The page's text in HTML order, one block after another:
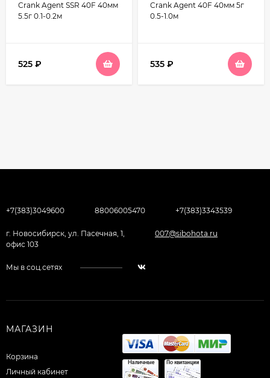
Crank Agent SSR 40F 40мм
5.5г 0.1-0.2м
525 ₽
Crank Agent 40F 40мм 5г
0.5-1.0м
535 ₽
+7(383)3049600 88006005470 +7(383)3343539
г. Новосибирск, ул. Пасечная, 1,
офис 103
007@sibohota.ru
Мы в соц.сетях
МАГАЗИН
Корзина
Личный кабинет